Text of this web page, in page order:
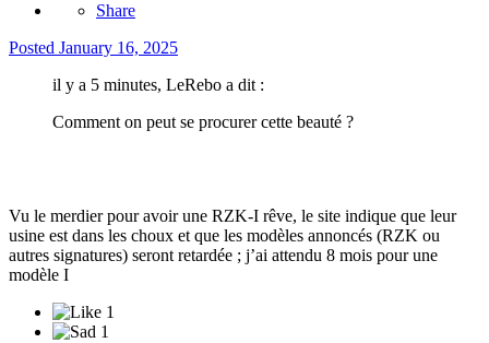
Share
Posted January 16, 2025
il y a 5 minutes, LeRebo a dit :
Comment on peut se procurer cette beauté ?
Vu le merdier pour avoir une RZK-I rêve, le site indique que leur
usine est dans les choux et que les modèles annoncés (RZK ou
autres signatures) seront retardée ; j’ai attendu 8 mois pour une
modèle I
1
1